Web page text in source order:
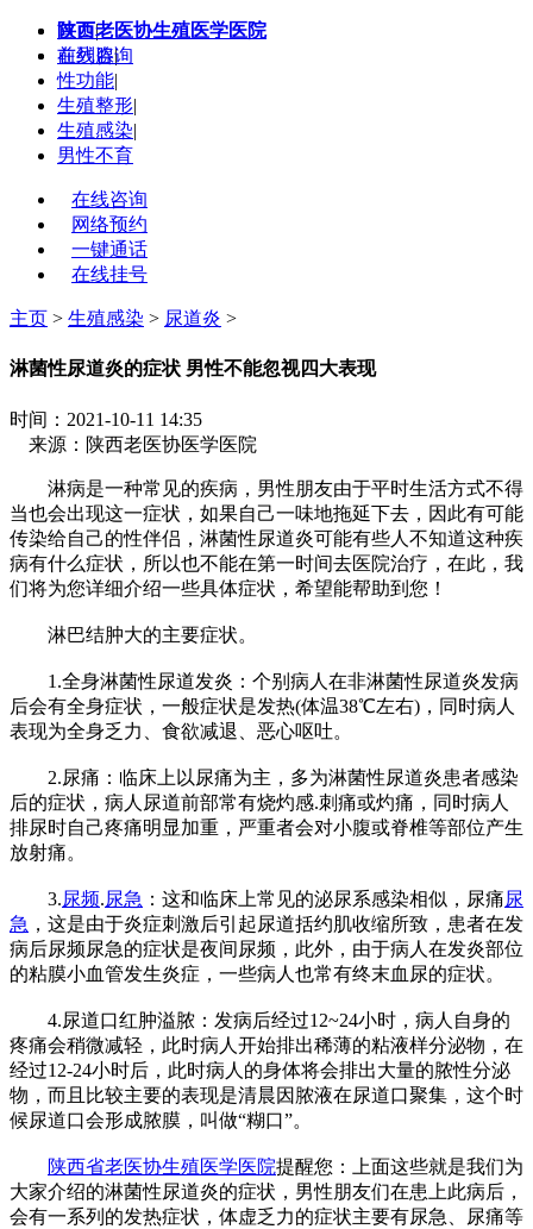
陕西老医协生殖医学医院
在线咨询
首页|
前列腺|
性功能|
生殖整形|
生殖感染|
男性不育
在线咨询
网络预约
一键通话
在线挂号
主页 > 生殖感染 > 尿道炎 >
淋菌性尿道炎的症状 男性不能忽视四大表现
时间：2021-10-11 14:35
来源：陕西老医协医学医院
淋病是一种常见的疾病，男性朋友由于平时生活方式不得
当也会出现这一症状，如果自己一味地拖延下去，因此有可能
传染给自己的性伴侣，淋菌性尿道炎可能有些人不知道这种疾
病有什么症状，所以也不能在第一时间去医院治疗，在此，我
们将为您详细介绍一些具体症状，希望能帮助到您！
淋巴结肿大的主要症状。
1.全身淋菌性尿道发炎：个别病人在非淋菌性尿道炎发病
后会有全身症状，一般症状是发热(体温38℃左右)，同时病人
表现为全身乏力、食欲减退、恶心呕吐。
2.尿痛：临床上以尿痛为主，多为淋菌性尿道炎患者感染
后的症状，病人尿道前部常有烧灼感.刺痛或灼痛，同时病人
排尿时自己疼痛明显加重，严重者会对小腹或脊椎等部位产生
放射痛。
3.尿频.尿急 ：这和临床上常见的泌尿系感染相似，尿痛尿
急 ，这是由于炎症刺激后引起尿道括约肌收缩所致，患者在发
病后尿频尿急的症状是夜间尿频，此外，由于病人在发炎部位
的粘膜小血管发生炎症，一些病人也常有终末血尿的症状。
4.尿道口红肿溢脓：发病后经过12~24小时，病人自身的
疼痛会稍微减轻，此时病人开始排出稀薄的粘液样分泌物，在
经过12-24小时后，此时病人的身体将会排出大量的脓性分泌
物，而且比较主要的表现是清晨因脓液在尿道口聚集，这个时
候尿道口会形成脓膜，叫做“糊口”。
陕西省老医协生殖医学医院提醒您：上面这些就是我们为
大家介绍的淋菌性尿道炎的症状，男性朋友们在患上此病后，
会有一系列的发热症状，体虚乏力的症状主要有尿急、尿痛等